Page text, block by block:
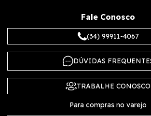
Fale Conosco
(34) 99911-4067
DÚVIDAS
TRABALHE CONOSCO
Para compras no varejo